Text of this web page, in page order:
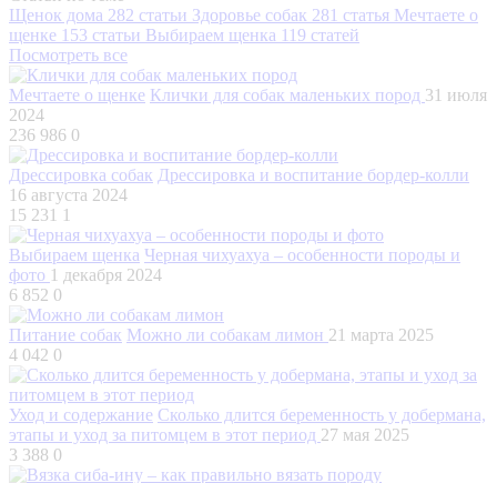
Щенок дома 282 статьи Здоровье собак 281 статья Мечтаете о
щенке 153 статьи Выбираем щенка 119 статей
Посмотреть все
Мечтаете о щенке Клички для собак маленьких пород 31 июля
2024
236 986 0
Дрессировка собак Дрессировка и воспитание бордер-колли
16 августа 2024
15 231 1
Выбираем щенка Черная чихуахуа – особенности породы и
фото 1 декабря 2024
6 852 0
Питание собак Можно ли собакам лимон 21 марта 2025
4 042 0
Уход и содержание Сколько длится беременность у добермана,
этапы и уход за питомцем в этот период 27 мая 2025
3 388 0